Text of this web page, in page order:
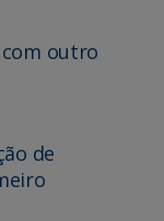
com outro
de